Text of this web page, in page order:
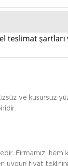
teslimat
ve kusursuz
Firmamız, hem
uygun fiyat